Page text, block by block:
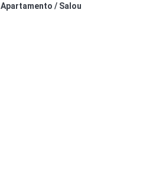
Apartamento / Salou